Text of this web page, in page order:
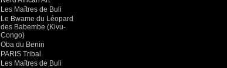
Les Maîtres de Buli
Le Bwame du Léopard
des Babembe (Kivu-
Congo)
Oba du Benin
PARIS Tribal
Les Maîtres de Buli